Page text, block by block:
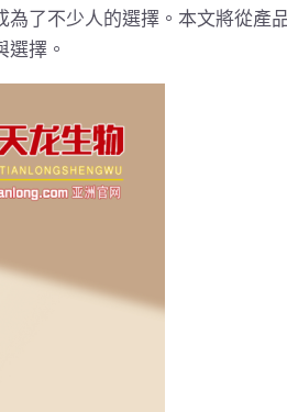
了不少人的選擇。本文將從產
選擇。